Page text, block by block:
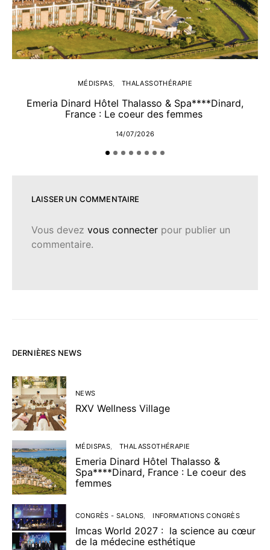
MÉDISPAS THALASSOTHÉRAPIE
Emeria Dinard Hôtel Thalasso & Spa****Dinard,
France : Le coeur des femmes
14/07/2026
LAISSER UN COMMENTAIRE
Vous devez vous connecter pour publier un
commentaire.
DERNIÈRES NEWS
NEWS
RXV Wellness Village
MÉDISPAS THALASSOTHÉRAPIE
Emeria Dinard Hôtel Thalasso &
Spa****Dinard, France : Le coeur des
femmes
CONGRÈS - SALONS INFORMATIONS CONGRÈS
Imcas World 2027 : la science au cœur
de la médecine esthétique